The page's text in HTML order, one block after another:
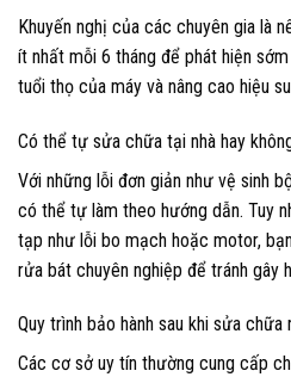
Khuyến nghị của các chuyên gia là
ít nhất mỗi 6 tháng để phát hiện
tuổi thọ của máy và nâng cao hiệu
Có thể tự sửa chữa tại nhà hay
Với những lỗi đơn giản như vệ sinh
có thể tự làm theo hướng dẫn. Tuy
tạp như lỗi bo mạch hoặc motor,
rửa bát chuyên nghiệp để tránh gây
Quy trình bảo hành sau khi sửa chữa
Các cơ sở uy tín thường cung cấp